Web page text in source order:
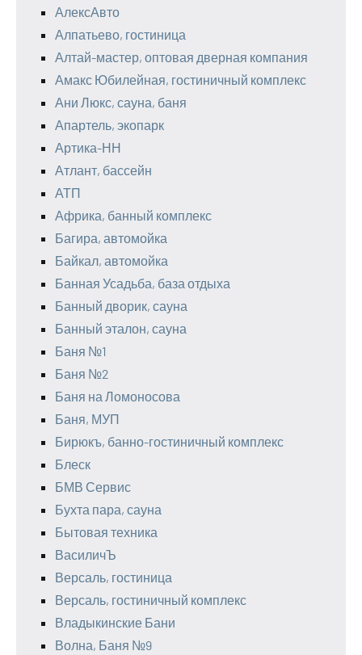
АлексАвто
Алпатьево, гостиница
Алтай-мастер, оптовая дверная компания
Амакс Юбилейная, гостиничный комплекс
Ани Люкс, сауна, баня
Апартель, экопарк
Артика-НН
Атлант, бассейн
АТП
Африка, банный комплекс
Багира, автомойка
Байкал, автомойка
Банная Усадьба, база отдыха
Банный дворик, сауна
Банный эталон, сауна
Баня №1
Баня №2
Баня на Ломоносова
Баня, МУП
Бирюкъ, банно-гостиничный комплекс
Блеск
БМВ Сервис
Бухта пара, сауна
Бытовая техника
ВасиличЪ
Версаль, гостиница
Версаль, гостиничный комплекс
Владыкинские Бани
Волна, Баня №9